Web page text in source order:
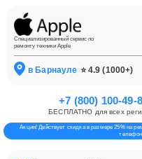
Специализированный сервис по
ремонту техники Apple
в Барнауле ⭐ 4.9 (1000+)
+7 (800) 100-49-
БЕСПЛАТНО для всех
Акция! Действует скидка в размере 25% на